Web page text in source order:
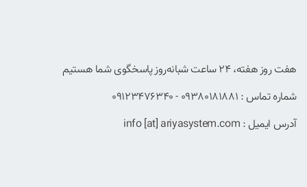
هفت روز هفته، ۲۴ ساعت شبانه‌روز پاسخگوی شما هستیم
شماره تماس : 09380181881 - 09123476340
آدرس ایمیل : info [at] ariyasystem.com